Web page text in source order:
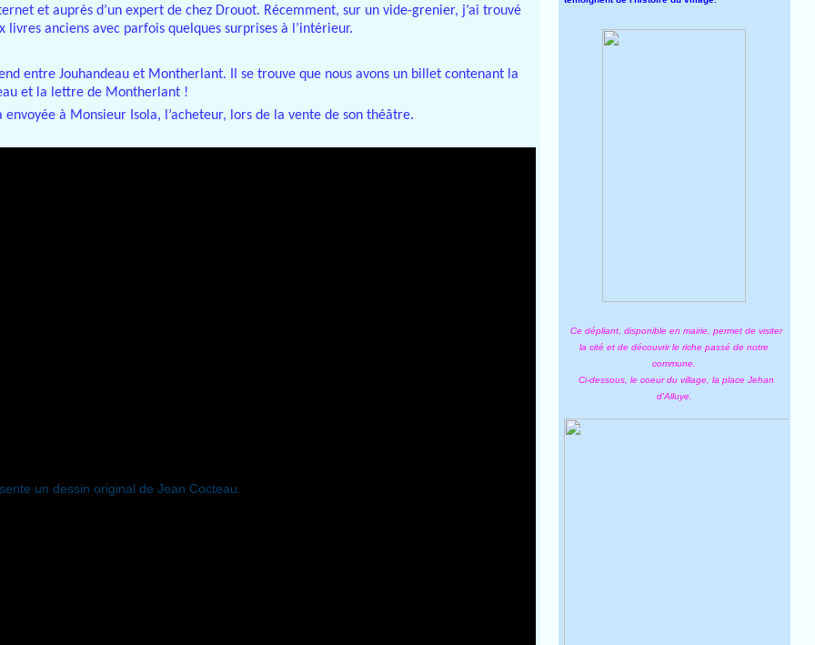
et auprès d’un expert de chez Drouot. Récemment, sur un vide-grenier, j’ai trouvé
anciens avec parfois quelques surprises à l’intérieur.
entre Jouhandeau et Montherlant. Il se trouve que nous avons un billet contenant la
et la lettre de Montherlant !
à Monsieur Isola, l’acheteur, lors de la vente de son théâtre.
Ce dépliant, disponible en mairie, permet de visiter
la cité et de découvrir le riche passé de notre
commune.
Ci-dessous, le coeur du village, la place Jehan
d'Alluye.